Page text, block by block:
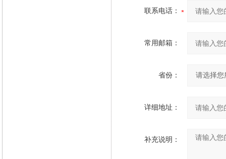
联系电话：
常用邮箱：
省份：
详细地址：
补充说明：